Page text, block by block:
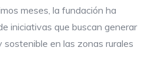
meses, la fundación ha
iniciativas que buscan generar
en las zonas rurales